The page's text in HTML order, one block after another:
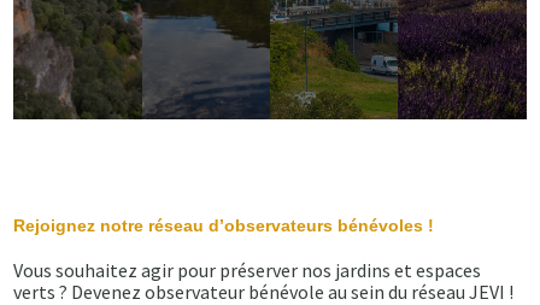
Rejoignez notre réseau d’observateurs bénévoles !
Vous souhaitez agir pour préserver nos jardins et espaces
verts ? Devenez observateur bénévole au sein du réseau JEVI !